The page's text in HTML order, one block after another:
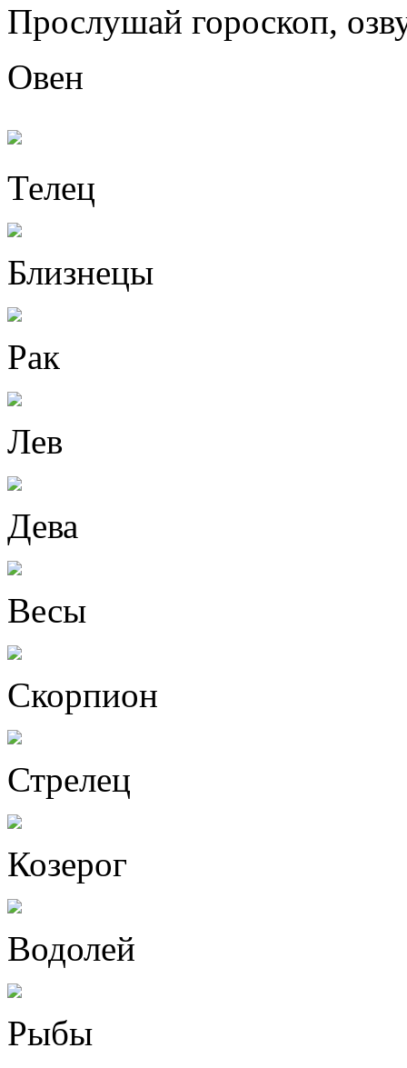
Прослушай гороскоп,
Овен
Телец
Близнецы
Рак
Лев
Дева
Весы
Скорпион
Стрелец
Козерог
Водолей
Рыбы